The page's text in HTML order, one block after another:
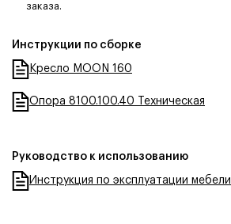
заказа.
Инструкции по сборке
Кресло MOON 160
Опора 8100.100.40 Техническая
Руководство к использованию
Инструкция по эксплуатации мебели